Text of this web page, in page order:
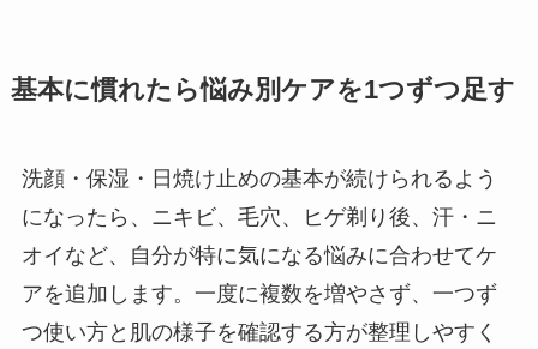
基本に慣れたら悩み別ケアを1つずつ足す
洗顔・保湿・日焼け止めの基本が続けられるよう
になったら、ニキビ、毛穴、ヒゲ剃り後、汗・ニ
オイなど、自分が特に気になる悩みに合わせてケ
アを追加します。一度に複数を増やさず、一つず
つ使い方と肌の様子を確認する方が整理しやすく